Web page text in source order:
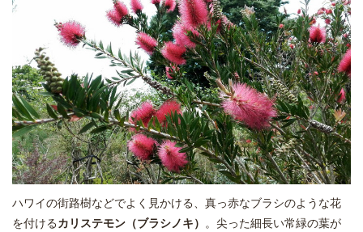
ハワイの街路樹などでよく見かける、真っ赤なブラシのような花
を付けるカリステモン（ブラシノキ） 。尖った細長い常緑の葉が